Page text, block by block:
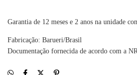
Garantia de 12 meses e 2 anos na unidade
Fabricação: Barueri/Brasil
Documentação fornecida de acordo com a